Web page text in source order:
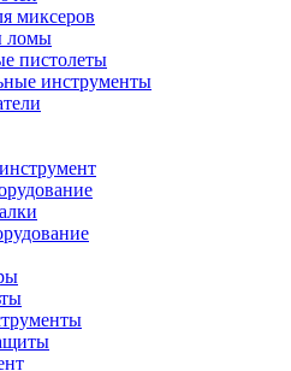
миксеров
ломы
пистолеты
инструменты